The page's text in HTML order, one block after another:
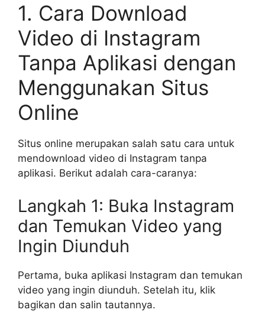
1. Cara Download
Video di Instagram
Tanpa Aplikasi dengan
Menggunakan Situs
Online
Situs online merupakan salah satu cara untuk
mendownload video di Instagram tanpa
aplikasi. Berikut adalah cara-caranya:
Langkah 1: Buka Instagram
dan Temukan Video yang
Ingin Diunduh
Pertama, buka aplikasi Instagram dan temukan
video yang ingin diunduh. Setelah itu, klik
bagikan dan salin tautannya.